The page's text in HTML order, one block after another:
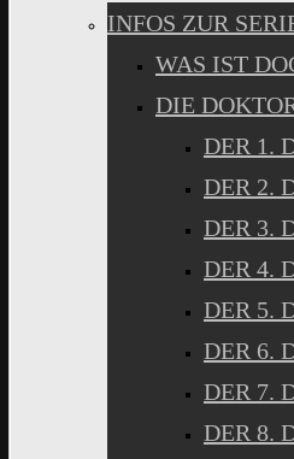
INFOS ZUR
WAS IST
DIE
DER 1.
DER 2.
DER 3.
DER 4.
DER 5.
DER 6.
DER 7.
DER 8.